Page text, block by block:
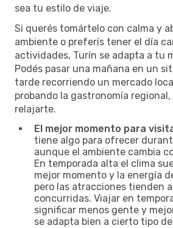
sea tu estilo de viaje.
Si querés tomártelo con calma y
ambiente o preferís tener el día
actividades, Turín se adapta a tu
Podés pasar una mañana en un
tarde recorriendo un mercado
probando la gastronomía
relajarte.
El mejor momento para
tiene algo para ofrecer
aunque el ambiente cambia
En temporada alta el clima
mejor momento y la energía
pero las atracciones tienden
concurridas. Viajar en
significar menos gente y
se adapta bien a cierto tipo